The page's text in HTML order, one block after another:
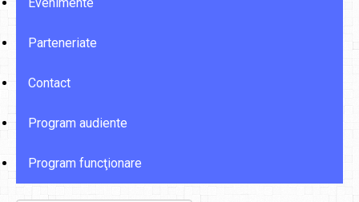
Parteneriate
Contact
Program audiente
Program funcţionare